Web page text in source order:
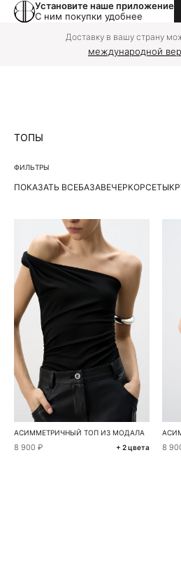
Установите наше приложение
С ним покупки удобнее
Доставку в вашу страну
международной
ТОПЫ
ФИЛЬТРЫ
ПОКАЗАТЬ ВСЕБАЗАВЕЧЕРКОРСЕТЫ
АСИММЕТРИЧНЫЙ ТОП ИЗ МОДАЛА
8 900 ₽ + 2 цвета 8